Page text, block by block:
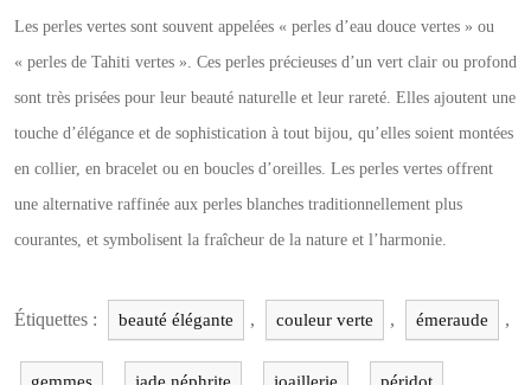
Les perles vertes sont souvent appelées « perles d’eau douce vertes » ou
« perles de Tahiti vertes ». Ces perles précieuses d’un vert clair ou profond
sont très prisées pour leur beauté naturelle et leur rareté. Elles ajoutent une
touche d’élégance et de sophistication à tout bijou, qu’elles soient montées
en collier, en bracelet ou en boucles d’oreilles. Les perles vertes offrent
une alternative raffinée aux perles blanches traditionnellement plus
courantes, et symbolisent la fraîcheur de la nature et l’harmonie.
Étiquettes : beauté élégante , couleur verte , émeraude ,